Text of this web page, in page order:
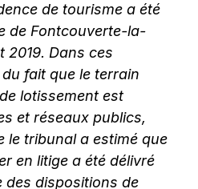
de tourisme a été
de Fontcouverte-la-
2019. Dans ces
fait que le terrain
lotissement est
et réseaux publics,
le tribunal a estimé que
en litige a été délivré
des dispositions de